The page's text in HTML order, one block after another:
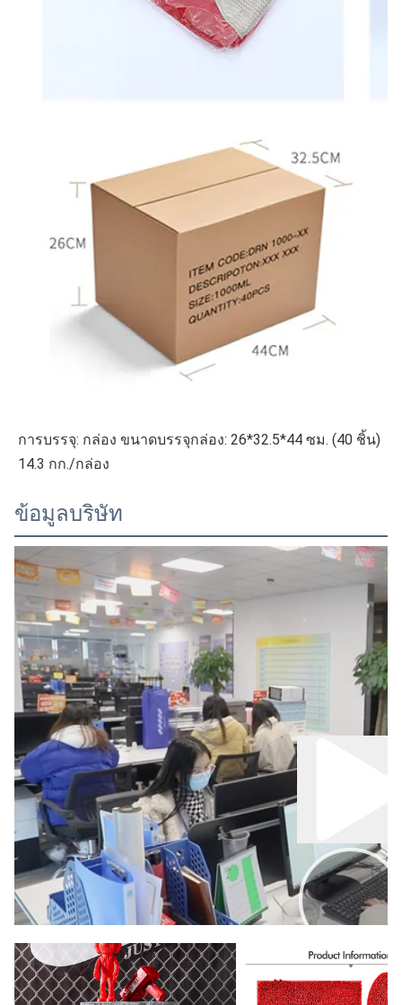
การบรรจุ: กล่อง ขนาดบรรจุกล่อง: 26*32.5*44 ซม. (40 ชิ้น)
14.3 กก./กล่อง
ข้อมูลบริษัท
00:00 น.
02:00